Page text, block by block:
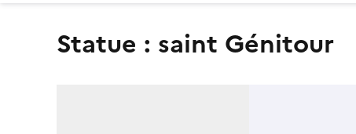
statue : saint Génitour